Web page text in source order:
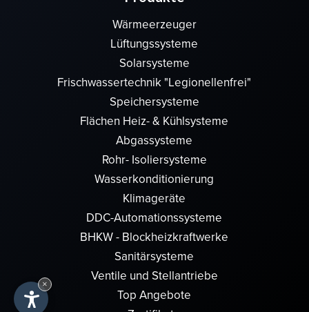
Wärmeerzeuger
Lüftungssysteme
Solarsysteme
Frischwassertechnik "Legionellenfrei"
Speichersysteme
Flächen Heiz- & Kühlsysteme
Abgassysteme
Rohr- Isoliersysteme
Wasserkonditionierung
Klimageräte
DDC-Automationssysteme
BHKW - Blockheizkraftwerke
Sanitärsysteme
Ventile und Stellantriebe
Top Angebote
×